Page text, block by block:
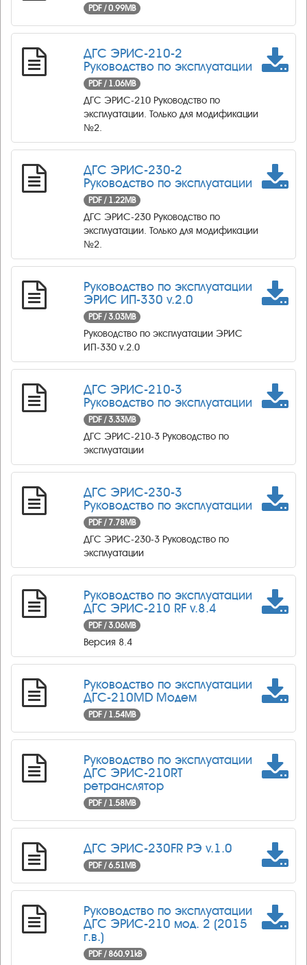
PDF / 0.99MB
ДГС ЭРИС-210-2
Руководство по эксплуатации
PDF / 1.06MB
ДГС ЭРИС-210 Руководство по
эксплуатации. Только для модификации
№2.
ДГС ЭРИС-230-2
Руководство по эксплуатации
PDF / 1.22MB
ДГС ЭРИС-230 Руководство по
эксплуатации. Только для модификации
№2.
Руководство по эксплуатации
ЭРИС ИП-330 v.2.0
PDF / 3.03MB
Руководство по эксплуатации ЭРИС
ИП-330 v.2.0
ДГС ЭРИС-210-3
Руководство по эксплуатации
PDF / 3.33MB
ДГС ЭРИС-210-3 Руководство по
эксплуатации
ДГС ЭРИС-230-3
Руководство по эксплуатации
PDF / 7.78MB
ДГС ЭРИС-230-3 Руководство по
эксплуатации
Руководство по эксплуатации
ДГС ЭРИС-210 RF v.8.4
PDF / 3.06MB
Версия 8.4
Руководство по эксплуатации
ДГС-210MD Модем
PDF / 1.54MB
Руководство по эксплуатации
ДГС ЭРИС-210RT
ретранслятор
PDF / 1.58MB
ДГС ЭРИС-230FR РЭ v.1.0
PDF / 6.51MB
Руководство по эксплуатации
ДГС ЭРИС-210 мод. 2 (2015
г.в.)
PDF / 860.91kB